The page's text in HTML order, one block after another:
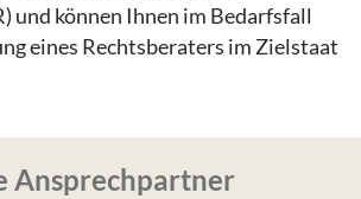
und können Ihnen im Bedarfsfall
eines Rechtsberaters im Zielstaat
Ansprechpartner